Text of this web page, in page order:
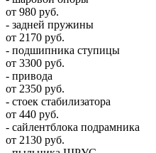
от 980 руб.
- задней пружины
от 2170 руб.
- подшипника ступицы
от 3300 руб.
- привода
от 2350 руб.
- стоек стабилизатора
от 440 руб.
- сайлентблока подрамника
от 2130 руб.